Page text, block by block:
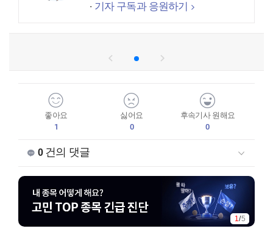
기자 구독과 응원하기
좋아요
1
싫어요
0
후속기사 원해요
0
0건의 댓글
1 /5